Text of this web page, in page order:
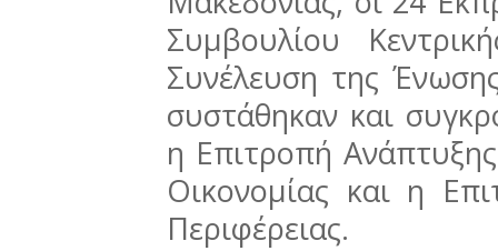
Συμβουλίου
Συνέλευση της
συστάθηκαν και
η Επιτροπή
Οικονομίας και η
Περιφέρειας.